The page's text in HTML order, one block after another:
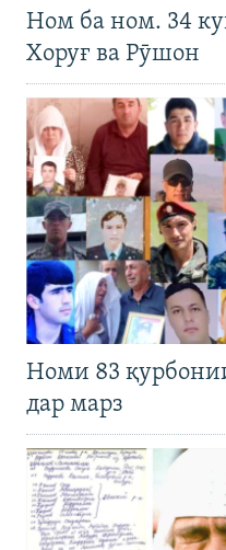
Ном ба ном. 34
Хоруғ ва Рӯшон
Номи 83
дар марз